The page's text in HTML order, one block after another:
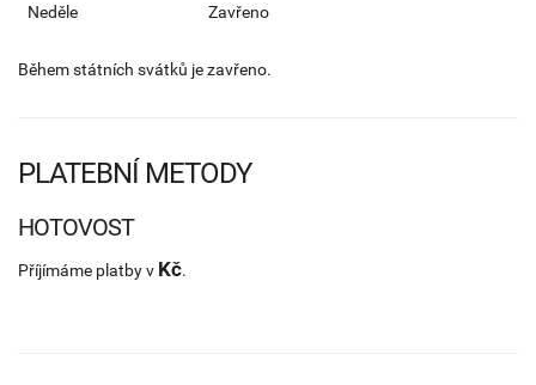
Neděle Zavřeno
Během státních svátků je zavřeno.
PLATEBNÍ METODY
HOTOVOST
Příjímáme platby v Kč.